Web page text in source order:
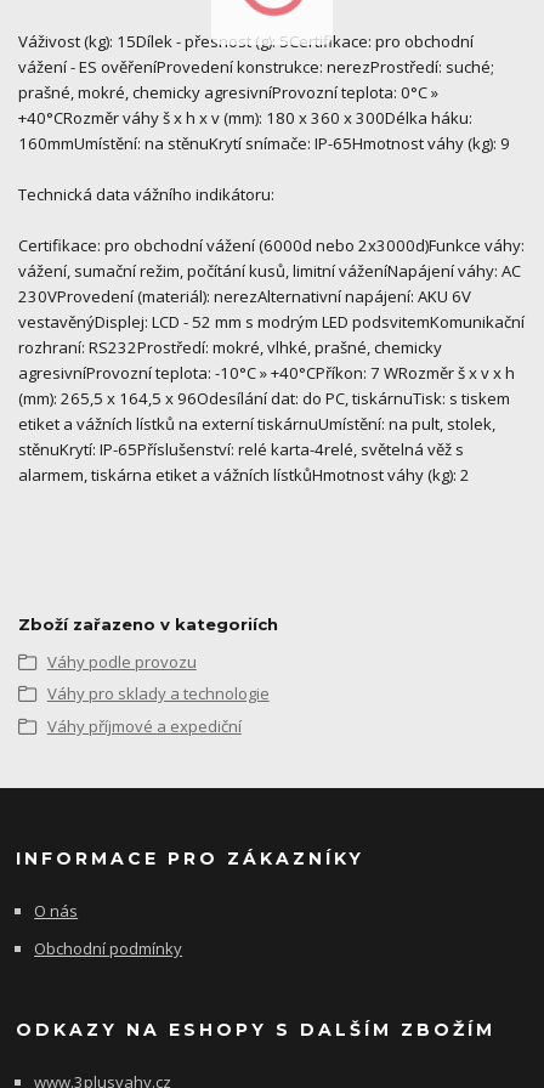
Váživost (kg): 15Dílek - přesnost (g): 5Certifikace: pro obchodní
vážení - ES ověřeníProvedení konstrukce: nerezProstředí: suché;
prašné, mokré, chemicky agresivníProvozní teplota: 0°C »
+40°CRozměr váhy š x h x v (mm): 180 x 360 x 300Délka háku:
160mmUmístění: na stěnuKrytí snímače: IP-65Hmotnost váhy (kg): 9
Technická data vážního indikátoru:
Certifikace: pro obchodní vážení (6000d nebo 2x3000d)Funkce váhy:
vážení, sumační režim, počítání kusů, limitní váženíNapájení váhy: AC
230VProvedení (materiál): nerezAlternativní napájení: AKU 6V
vestavěnýDisplej: LCD - 52 mm s modrým LED podsvitemKomunikační
rozhraní: RS232Prostředí: mokré, vlhké, prašné, chemicky
agresivníProvozní teplota: -10°C » +40°CPříkon: 7 WRozměr š x v x h
(mm): 265,5 x 164,5 x 96Odesílání dat: do PC, tiskárnuTisk: s tiskem
etiket a vážních lístků na externí tiskárnuUmístění: na pult, stolek,
stěnuKrytí: IP-65Příslušenství: relé karta-4relé, světelná věž s
alarmem, tiskárna etiket a vážních lístkůHmotnost váhy (kg): 2
Zboží zařazeno v kategoriích
Váhy podle provozu
Váhy pro sklady a technologie
Váhy příjmové a expediční
INFORMACE PRO ZÁKAZNÍKY
O nás
Obchodní podmínky
ODKAZY NA ESHOPY S DALŠÍM ZBOŽÍM
www.3plusvahy.cz